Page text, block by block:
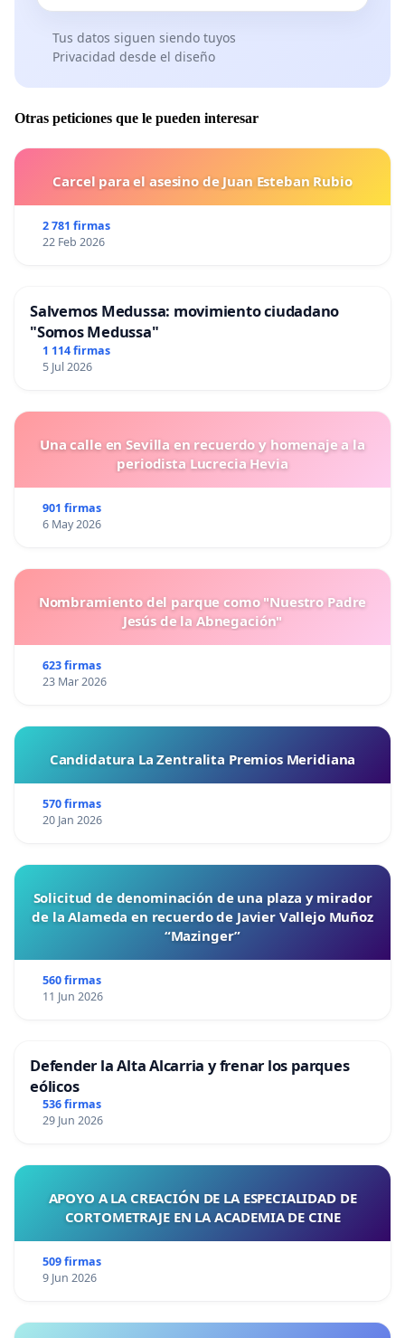
Tus datos siguen siendo tuyos
Privacidad desde el diseño
Otras peticiones que le pueden interesar
Carcel para el asesino de Juan Esteban Rubio
2 781 firmas
22 Feb 2026
Salvemos Medussa: movimiento ciudadano
"Somos Medussa"
1 114 firmas
5 Jul 2026
Una calle en Sevilla en recuerdo y homenaje a la
periodista Lucrecia Hevia
901 firmas
6 May 2026
Nombramiento del parque como "Nuestro Padre
Jesús de la Abnegación"
623 firmas
23 Mar 2026
Candidatura La Zentralita Premios Meridiana
570 firmas
20 Jan 2026
Solicitud de denominación de una plaza y mirador
de la Alameda en recuerdo de Javier Vallejo Muñoz
“Mazinger”
560 firmas
11 Jun 2026
Defender la Alta Alcarria y frenar los parques
eólicos
536 firmas
29 Jun 2026
APOYO A LA CREACIÓN DE LA ESPECIALIDAD DE
CORTOMETRAJE EN LA ACADEMIA DE CINE
509 firmas
9 Jun 2026